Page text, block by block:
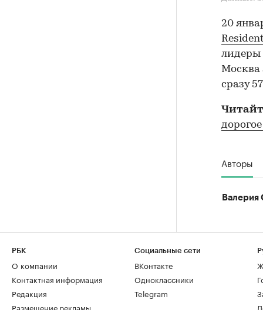
20
лидеры
Москва
сразу
Авторы
Валерия
РБК
О компании
Контактная информация
Редакция
Размещение рекламы
Социальные сети
ВКонтакте
Одноклассники
Telegram